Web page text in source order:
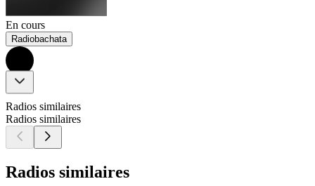
En cours
Radiobachata
Radios similaires
Radios similaires
Radios similaires